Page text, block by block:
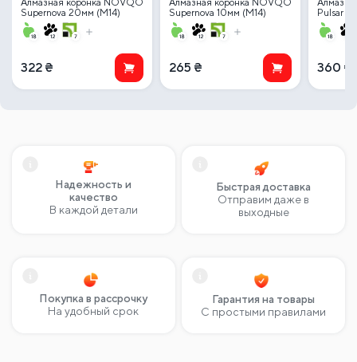
Алмазная коронка NOVQO
Supernova 20мм (М14)
322 ₴
Алмазная коронка NOVQO
Supernova 10мм (М14)
265 ₴
Pulsar
360 ₴
Надежность и
качество
В каждой детали
Быстрая доставка
Отправим даже в
выходные
Покупка в рассрочку
На удобный срок
Гарантия на товары
С простыми правилами